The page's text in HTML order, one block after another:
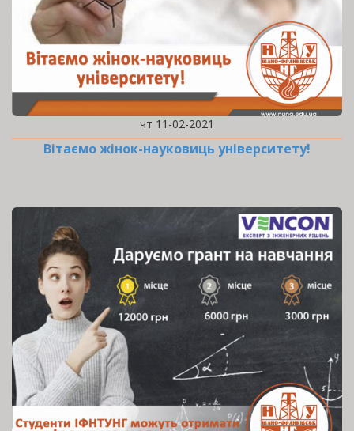
чт 11-02-2021
Вітаємо жінок-науковиць університету!